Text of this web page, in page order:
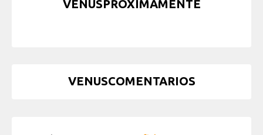
VENUSPRÓXIMAMENTE
VENUSCOMENTARIOS